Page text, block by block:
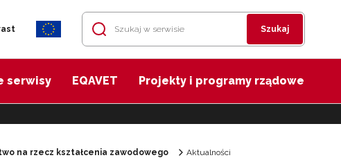
Szukaj
serwisy EQAVET Projekty i programy rządowe
na rzecz kształcenia zawodowego Aktualności